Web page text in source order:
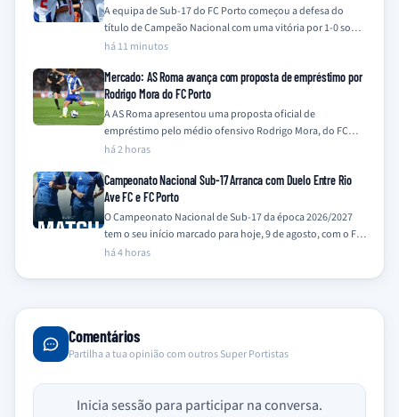
A equipa de Sub-17 do FC Porto começou a defesa do
título de Campeão Nacional com uma vitória por 1-0 sobre
o…
há 11 minutos
Mercado: AS Roma avança com proposta de empréstimo por
Rodrigo Mora do FC Porto
A AS Roma apresentou uma proposta oficial de
empréstimo pelo médio ofensivo Rodrigo Mora, do FC
Porto, com uma opção de compra,…
há 2 horas
Campeonato Nacional Sub-17 Arranca com Duelo Entre Rio
Ave FC e FC Porto
O Campeonato Nacional de Sub-17 da época 2026/2027
tem o seu início marcado para hoje, 9 de agosto, com o FC
Porto,…
há 4 horas
Comentários
Partilha a tua opinião com outros Super Portistas
Inicia sessão para participar na conversa.